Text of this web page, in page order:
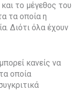
και το μέγεθος του
τα οποία η
Διότι όλα έχουν
κανείς να
οποία